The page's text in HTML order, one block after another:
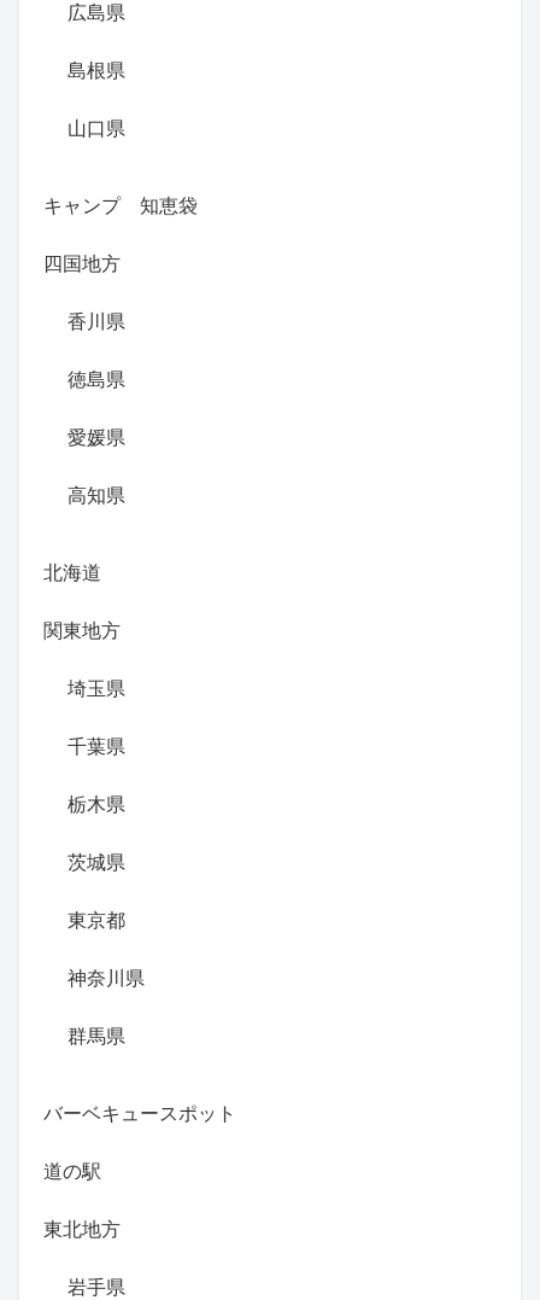
広島県
島根県
山口県
キャンプ 知恵袋
四国地方
香川県
徳島県
愛媛県
高知県
北海道
関東地方
埼玉県
千葉県
栃木県
茨城県
東京都
神奈川県
群馬県
バーベキュースポット
道の駅
東北地方
岩手県